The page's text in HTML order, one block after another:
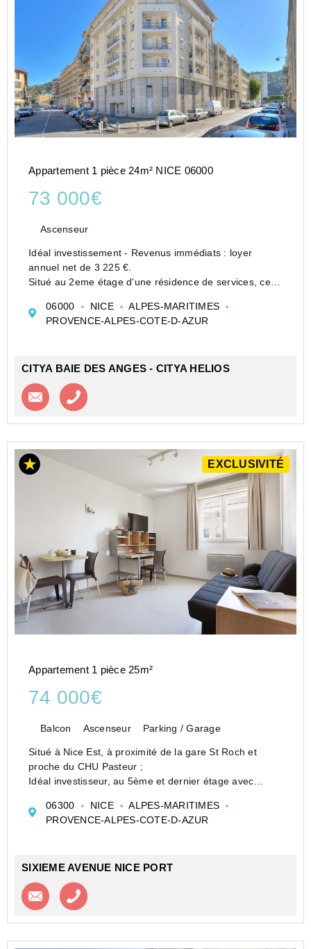
Appartement 1 pièce 24m² NICE 06000
73 000€
Ascenseur
Idéal investissement - Revenus immédiats : loyer
annuel net de 3 225 €.
Situé au 2eme étage d'une résidence de services, cet
avec placard, d'un séjour lumineux avec coin cuisine,
ainsi que d...
06000 NICE
ALPES-MARITIMES
PROVENCE-ALPES-COTE-D-AZUR
CITYA BAIE DES ANGES - CITYA HELIOS
Contacter l'agence
EXCLUSIVITÉ
Appartement 1 pièce 25m²
74 000€
Balcon Ascenseur Parking / Garage
Situé à Nice Est, à proximité de la gare St Roch et
proche du CHU Pasteur ;
Idéal investisseur, au 5ème et dernier étage avec
notre agence vous propose un appartement vendu loué
/ Bail commercial en cours à éch...
06300 NICE
ALPES-MARITIMES
PROVENCE-ALPES-COTE-D-AZUR
SIXIEME AVENUE NICE PORT
Contacter l'agence